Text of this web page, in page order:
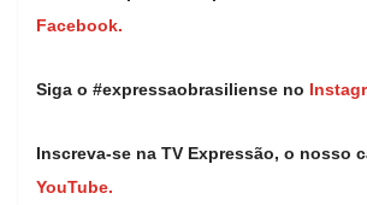
Facebook.
Siga o #expressaobrasiliense no
Inscreva-se na TV Expressão, o nosso
YouTube.